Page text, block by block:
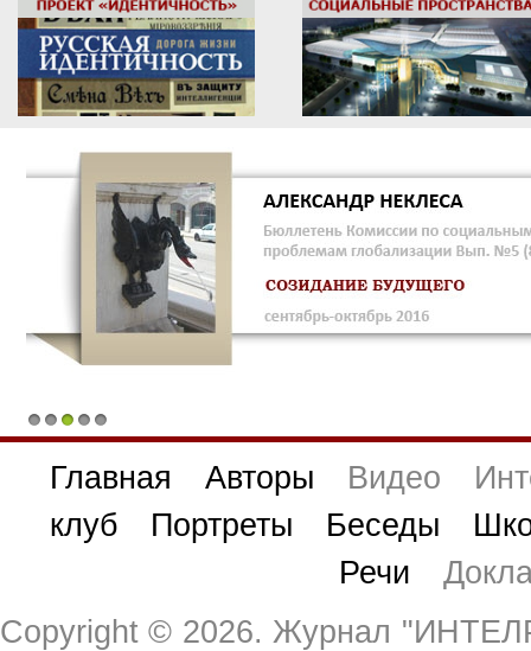
1 2 3 4 5
Главная Авторы Видео
клуб
Портреты Беседы
Речи
Copyright © 2026. Журнал